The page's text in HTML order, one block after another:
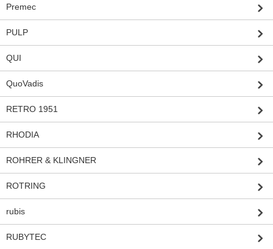
Premec
PULP
QUI
QuoVadis
RETRO 1951
RHODIA
ROHRER & KLINGNER
ROTRING
rubis
RUBYTEC